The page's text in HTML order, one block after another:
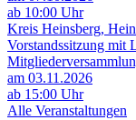
ab 10:00 Uhr
Kreis Heinsberg,
Vorstandssitzung mit
am 03.11.2026
ab 15:00 Uhr
Alle Veranstaltungen